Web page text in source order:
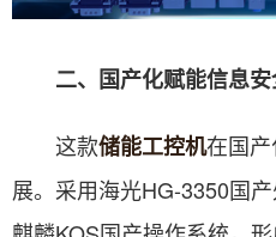
二、国产化赋能信息安
这款储能工控机在国
展。采用海光HG-3350国